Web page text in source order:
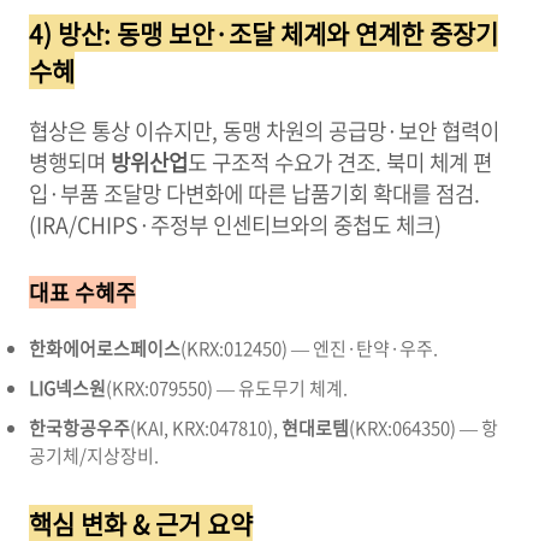
4) 방산: 동맹 보안·조달 체계와 연계한 중장기
수혜
협상은 통상 이슈지만, 동맹 차원의 공급망·보안 협력이
병행되며 방위산업도 구조적 수요가 견조. 북미 체계 편
입·부품 조달망 다변화에 따른 납품기회 확대를 점검.
(IRA/CHIPS·주정부 인센티브와의 중첩도 체크)
대표 수혜주
한화에어로스페이스(KRX:012450) — 엔진·탄약·우주.
LIG넥스원(KRX:079550) — 유도무기 체계.
한국항공우주(KAI, KRX:047810),현대로템(KRX:064350) — 항
공기체/지상장비.
핵심 변화 & 근거 요약